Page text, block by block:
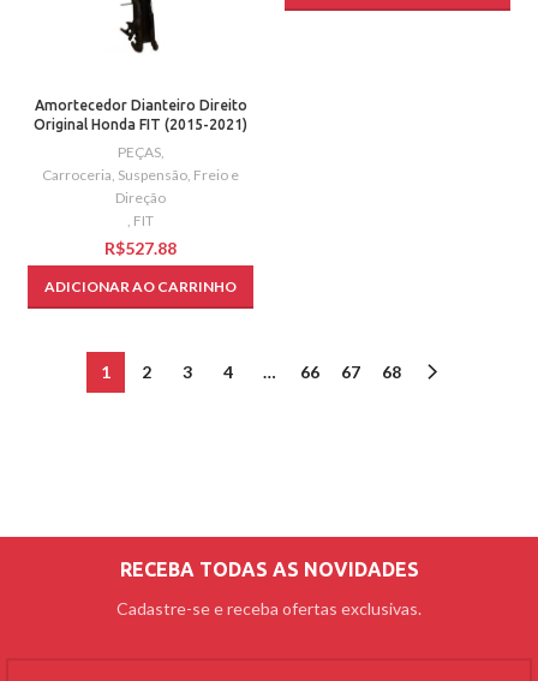
Amortecedor Dianteiro Direito
Original Honda FIT (2015-2021)
PEÇAS,
Carroceria, Suspensão, Freio e
Direção
, FIT
R$
ADICIONAR AO CARRINHO
1 2 3 4 … 66 67 68
RECEBA TODAS AS NOVIDADES
Cadastre-se e receba ofertas exclusivas.